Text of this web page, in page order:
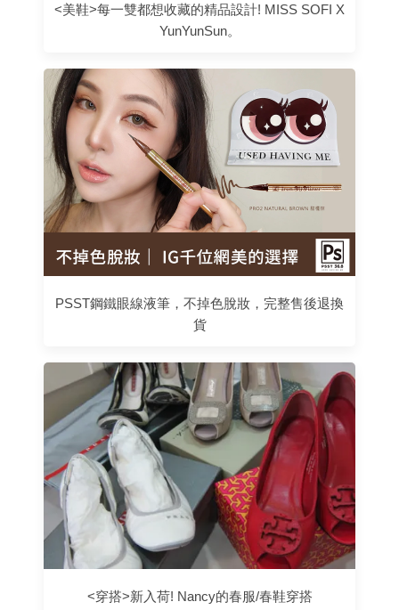
<美鞋>每一雙都想收藏的精品設計! MISS SOFI X
YunYunSun。
PSST鋼鐵眼線液筆，不掉色脫妝，完整售後退換
貨
<穿搭>新入荷! Nancy的春服/春鞋穿搭